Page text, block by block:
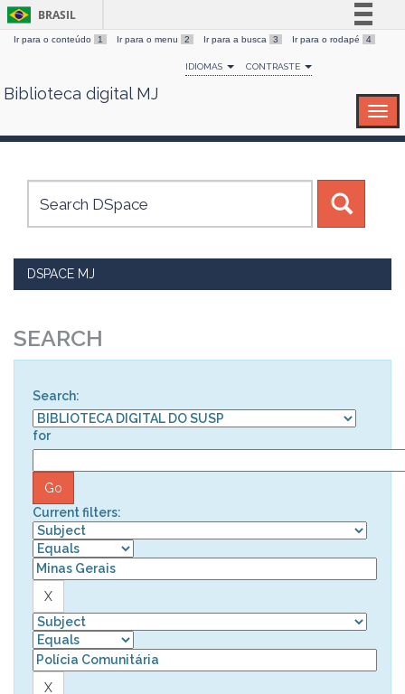
Skip
BRASIL
Simplifique!
Comunica BR
Canais
Ir para o conteúdo 1 Ir para o menu 2 Ir para a busca 3 Ir para o rodapé 4
IDIOMAS CONTRASTE
Biblioteca digital MJ
DSPACE MJ
SEARCH
Search:
for
Current filters: